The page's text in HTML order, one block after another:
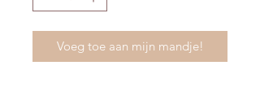
Voeg toe aan mijn mandje!